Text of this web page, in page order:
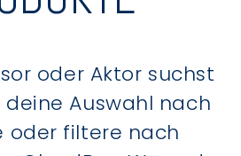
oder Aktor suchst
deine Auswahl nach
oder filtere nach